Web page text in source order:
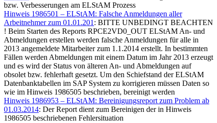
bzw. Verbesserungen am ELStAM Prozess
Hinweis 1986501 – ELStAM: Falsche Anmeldungen aller
Arbeitnehmer zum 01.01.201 : BITTE UNBEDINGT BEACHTEN
! Beim Starten des Reports RPCE2VD0_OUT ELStAM An- und
Abmeldungen erstellen werden falsche Anmeldungen für alle in
2013 angemeldete Mitarbeiter zum 1.1.2014 erstellt. In bestimmten
Fällen werden Abmeldungen mit einem Datum im Jahr 2013 erzeugt
und es wird der Status von älteren An- und Abmeldungen auf
obsolet bzw. fehlerhaft gesetzt. Um den Schiefstand der ELStAM
Datenbanktabellen im SAP System zu korrigieren müssen Daten so
wie im Hinweis 1986505 beschrieben, bereinigt werden
Hinweis 1986953 – ELStAM: Bereinigungsreport zum Problem ab
01.03.2014: Der Report dient zum Bereinigen der in Hinweis
1986505 beschriebenen Fehlersituation